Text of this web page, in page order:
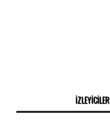
İZLEYİCİLER